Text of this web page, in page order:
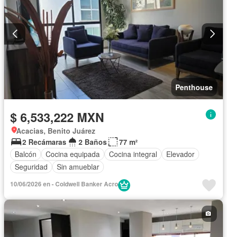
Penthouse
$ 6,533,222 MXN
Acacias, Benito Juárez
2 Recámaras
2 Baños
77 m²
Balcón
Cocina equipada Cocina integral
Elevador
Seguridad
Sin amueblar
10/06/2026 en - Coldwell Banker Acro